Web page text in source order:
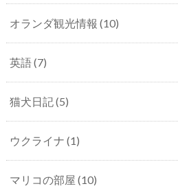
オランダ観光情報 (10)
英語(7)
猫犬日記(5)
ウクライナ (1)
マリコの部屋 (10)